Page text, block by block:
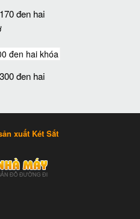
đen hai
đen hai
xuất Két Sắt